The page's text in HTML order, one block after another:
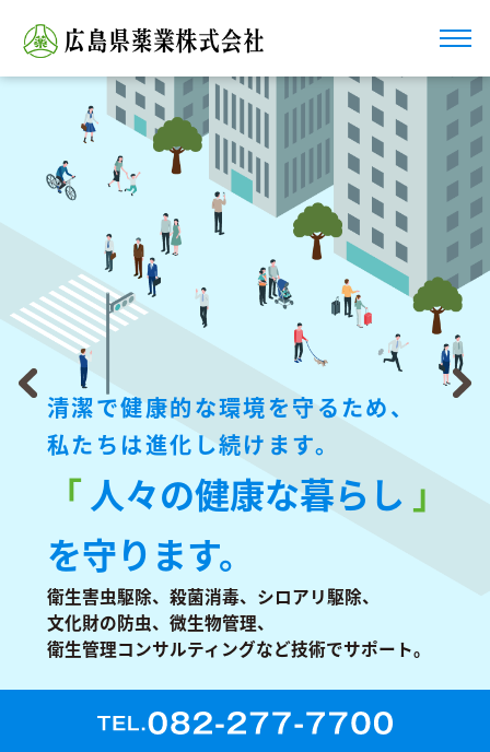
清潔で健康的な環境を守るため、
私たちは進化し続けます。
「人々の健康な暮らし 」
を守ります。
衛生害虫駆除、殺菌消毒、シロアリ駆除、
文化財の防虫、 微生物管理、
衛生管理コンサルティングなど技術でサポート。